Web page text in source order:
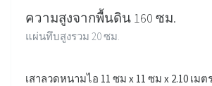
ความสูงจากพื้นดิน 160 ซม.
แผ่นทึบสูงรวม 20 ซม.
เสาลวดหนามไอ 11 ซม x 11 ซม x 2.10 เมต